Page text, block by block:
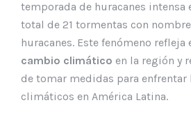
temporada de huracanes intensa
total de 21 tormentas con
huracanes. Este fenómeno
cambio climático en la región y
de tomar medidas para enfrentar
climáticos en América Latina.